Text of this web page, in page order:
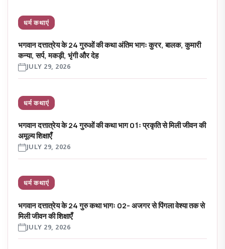
धर्म कथाएं
भगवान दत्तात्रेय के 24 गुरुओं की कथा अंतिम भागः कुरर, बालक, कुमारी
कन्या, सर्प, मकड़ी, भृंगी और देह
JULY 29, 2026
धर्म कथाएं
भगवान दत्तात्रेय के 24 गुरुओं की कथा भाग 01ः प्रकृति से मिली जीवन की
अमूल्य शिक्षाएँ
JULY 29, 2026
धर्म कथाएं
भगवान दत्तात्रेय के 24 गुरु कथा भागः 02- अजगर से पिंगला वेश्या तक से
मिली जीवन की शिक्षाएँ
JULY 29, 2026